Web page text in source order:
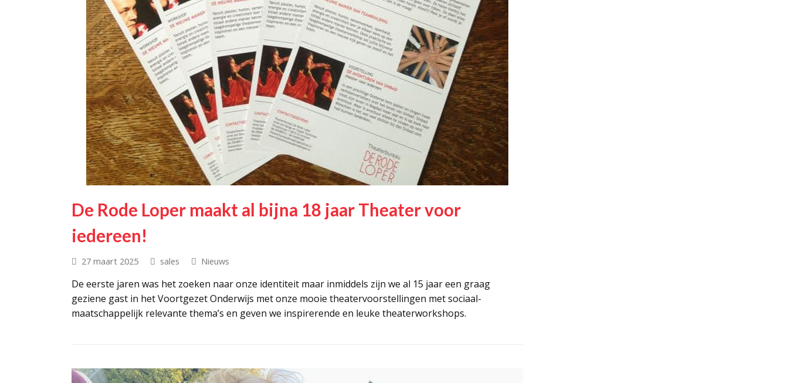
De Rode Loper maakt al bijna 18 jaar Theater voor
iedereen!
27 maart 2025 sales Nieuws
De eerste jaren was het zoeken naar onze identiteit maar inmiddels zijn we al 15 jaar een graag
geziene gast in het Voortgezet Onderwijs met onze mooie theatervoorstellingen met sociaal-
maatschappelijk relevante thema’s en geven we inspirerende en leuke theaterworkshops.